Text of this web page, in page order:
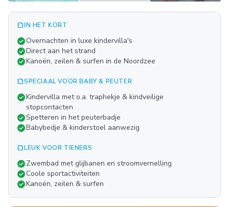
summarizeIN HET KORT
check_circleOvernachten in luxe kindervilla's
check_circleDirect aan het strand
check_circleKanoën, zeilen & surfen in de Noordzee
summarizeSPECIAAL VOOR BABY & PEUTER
check_circleKindervilla met o.a. traphekje & kindveilige
stopcontacten
check_circleSpetteren in het peuterbadje
check_circleBabybedje & kinderstoel aanwezig
summarizeLEUK VOOR TIENERS
check_circleZwembad met glijbanen en stroomvernelling
check_circleCoole sportactiviteiten
check_circleKanoën, zeilen & surfen